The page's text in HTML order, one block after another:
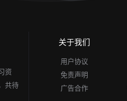
资
共待
关于我们
用户协议
免责声明
广告合作